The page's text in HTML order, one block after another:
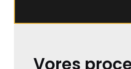
Vores